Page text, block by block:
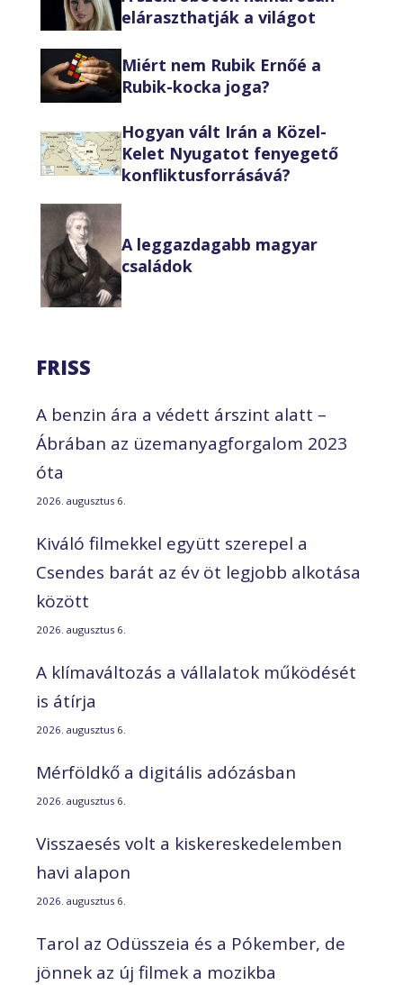
eláraszthatják a világot
Miért nem Rubik Ernőé a
Rubik-kocka joga?
Hogyan vált Irán a Közel-
Kelet Nyugatot fenyegető
konfliktusforrásává?
A leggazdagabb magyar
családok
FRISS
A benzin ára a védett árszint alatt –
Ábrában az üzemanyagforgalom 2023
óta
2026. augusztus 6.
Kiváló filmekkel együtt szerepel a
Csendes barát az év öt legjobb alkotása
között
2026. augusztus 6.
A klímaváltozás a vállalatok működését
is átírja
2026. augusztus 6.
Mérföldkő a digitális adózásban
2026. augusztus 6.
Visszaesés volt a kiskereskedelemben
havi alapon
2026. augusztus 6.
Tarol az Odüsszeia és a Pókember, de
jönnek az új filmek a mozikba